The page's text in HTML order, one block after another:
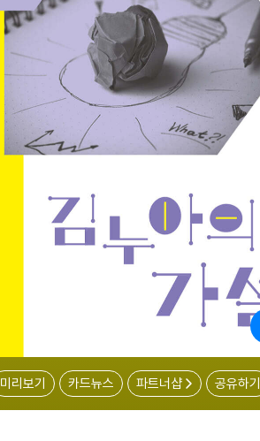
미리보기 카드뉴스 파트너샵 공유하기